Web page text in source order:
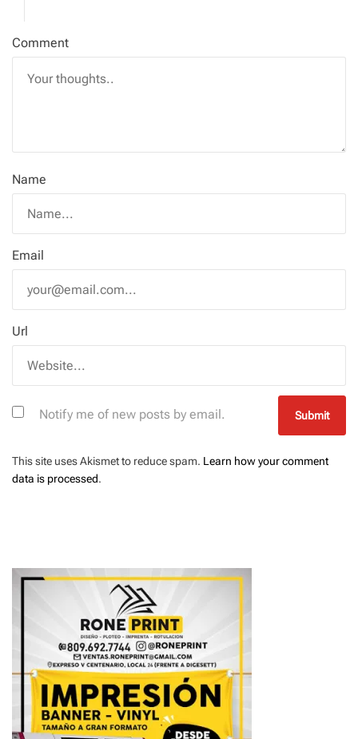
Comment
Name
Email
Url
Notify me of new posts by email.
This site uses Akismet to reduce spam. Learn how your comment
data is processed.